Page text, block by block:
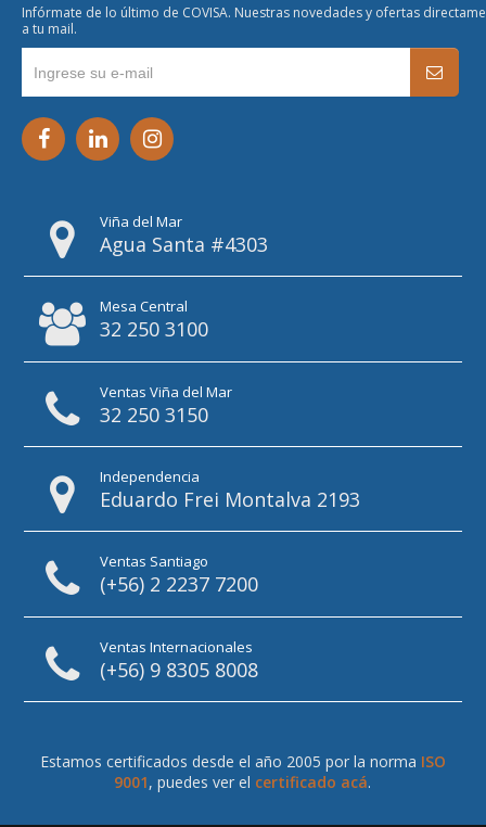
Infórmate de lo último de COVISA. Nuestras novedades y ofertas
a tu mail.
Viña del Mar
Agua Santa #4303
Mesa Central
32 250 3100
Ventas Viña del Mar
32 250 3150
Independencia
Eduardo Frei Montalva 2193
Ventas Santiago
(+56) 2 2237 7200
Ventas Internacionales
(+56) 9 8305 8008
Estamos certificados desde el año 2005 por la norma ISO
9001, puedes ver el certificado acá.